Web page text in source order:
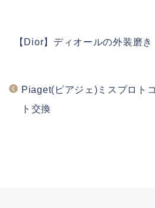
【Dior】ディオールの外装磨
Piaget(ピアジェ)ミスプロト
ト交換